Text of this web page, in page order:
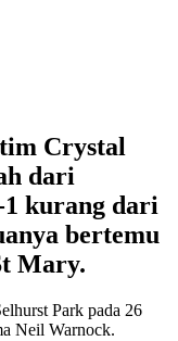
Crystal
dari
1 kurang dari
bertemu
Mary.
Park pada 26
Neil Warnock.